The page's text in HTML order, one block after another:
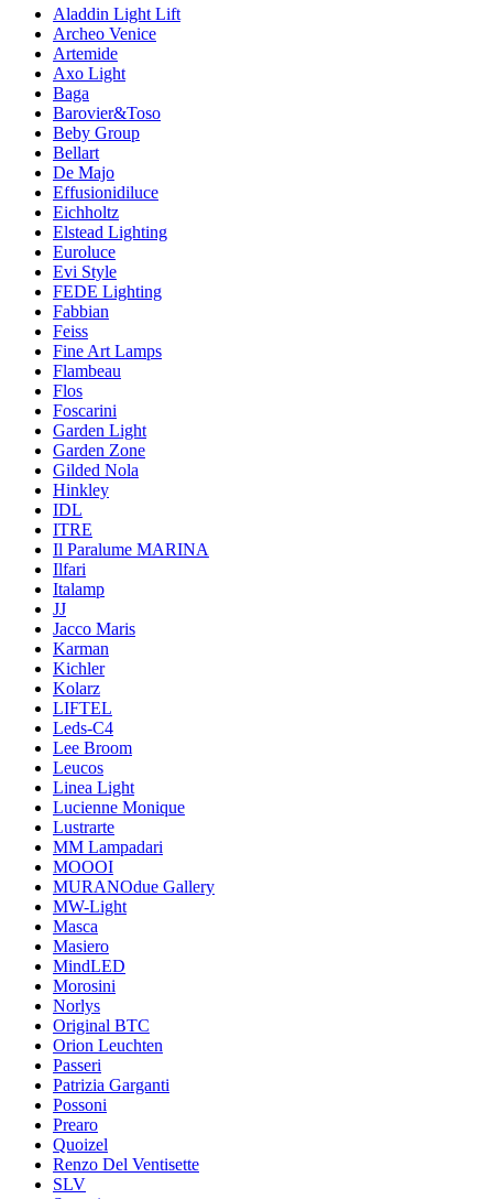
Aladdin Light Lift
Archeo Venice
Artemide
Axo Light
Baga
Barovier&Toso
Beby Group
Bellart
De Majo
Effusionidiluce
Eichholtz
Elstead Lighting
Euroluce
Evi Style
FEDE Lighting
Fabbian
Feiss
Fine Art Lamps
Flambeau
Flos
Foscarini
Garden Light
Garden Zone
Gilded Nola
Hinkley
IDL
ITRE
Il Paralume MARINA
Ilfari
Italamp
JJ
Jacco Maris
Karman
Kichler
Kolarz
LIFTEL
Leds-C4
Lee Broom
Leucos
Linea Light
Lucienne Monique
Lustrarte
MM Lampadari
MOOOI
MURANOdue Gallery
MW-Light
Masca
Masiero
MindLED
Morosini
Norlys
Original BTC
Orion Leuchten
Passeri
Patrizia Garganti
Possoni
Prearo
Quoizel
Renzo Del Ventisette
SLV